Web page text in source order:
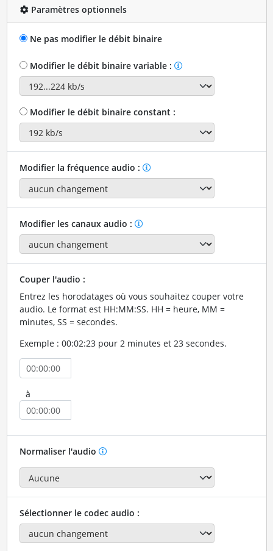
Paramètres optionnels
Ne pas modifier le débit binaire
Modifier le débit binaire variable :
Modifier le débit binaire constant :
Modifier la fréquence audio :
Modifier les canaux audio :
Couper l'audio :
Entrez les horodatages où vous souhaitez couper votre
audio. Le format est HH:MM:SS. HH = heure, MM =
minutes, SS = secondes.
Exemple : 00:02:23 pour 2 minutes et 23 secondes.
à
Normaliser l'audio
Sélectionner le codec audio :